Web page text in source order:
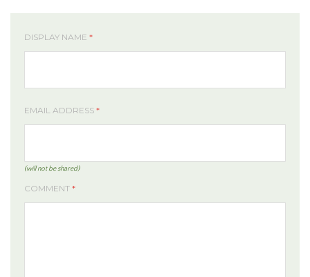
DISPLAY NAME *
EMAIL ADDRESS *
(will not be shared)
COMMENT *